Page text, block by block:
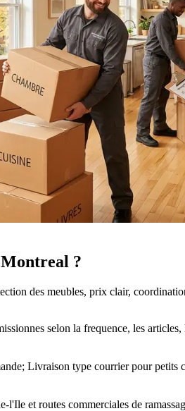
?
des meubles, prix clair,
selon la frequence, les
Livraison type courrier pour
et routes commerciales de